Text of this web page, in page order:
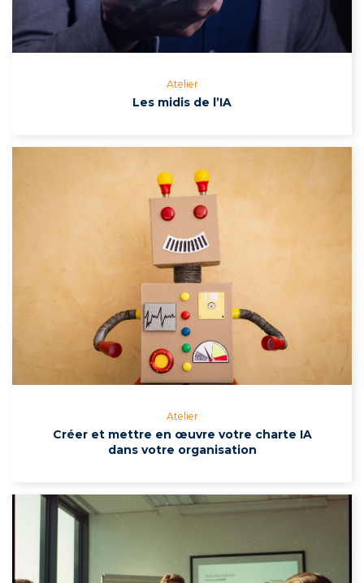
Atelier
Les midis de l’IA
Atelier
Créer et mettre en œuvre votre charte IA
dans votre organisation